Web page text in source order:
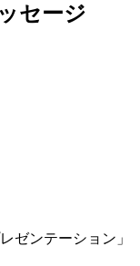
セージ
ゼンテーション」